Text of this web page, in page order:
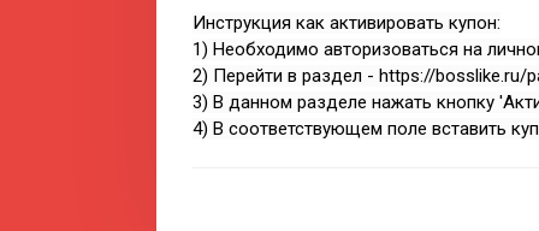
Инструкция как активировать купон:
1) Необходимо авторизоваться на
2) Перейти в раздел - https://bosslike.ru/
3) В данном разделе нажать кнопку
4) В соответствующем поле вставить